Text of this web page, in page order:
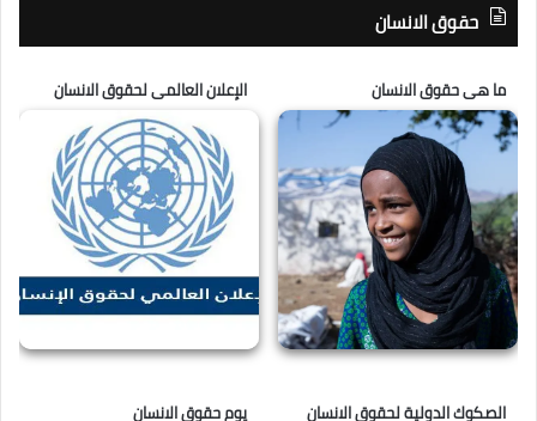
حقوق الانسان
ما هى حقوق الانسان الإعلان العالمى لحقوق الانسان
الصكوك الدولية لحقوق الانسان يوم حقوق الانسان